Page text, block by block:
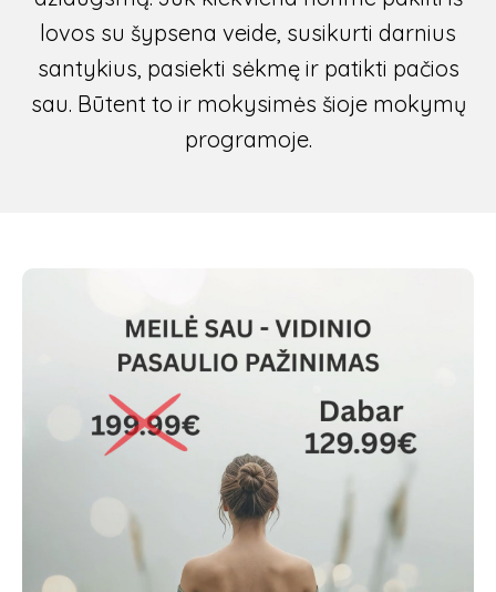
lovos su šypsena veide, susikurti darnius
santykius, pasiekti sėkmę ir patikti pačios
sau. Būtent to ir mokysimės šioje mokymų
programoje.